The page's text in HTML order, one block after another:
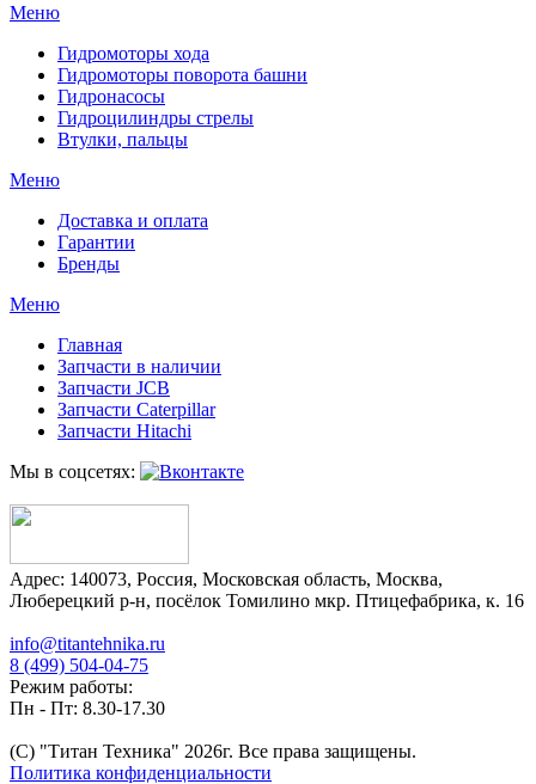
Меню
Гидромоторы хода
Гидромоторы поворота башни
Гидронасосы
Гидроцилиндры стрелы
Втулки, пальцы
Меню
Доставка и оплата
Гарантии
Бренды
Меню
Главная
Запчасти в наличии
Запчасти JCB
Запчасти Caterpillar
Запчасти Hitachi
Мы в соцсетях:
Адрес: 140073, Россия, Московская область, Москва,
Люберецкий р-н, посёлок Томилино мкр. Птицефабрика, к. 16
info@titantehnika.ru
8 (499) 504-04-75
Режим работы:
Пн - Пт: 8.30-17.30
(C) "Титан Техника" 2026г. Все права защищены.
Политика конфиденциальности